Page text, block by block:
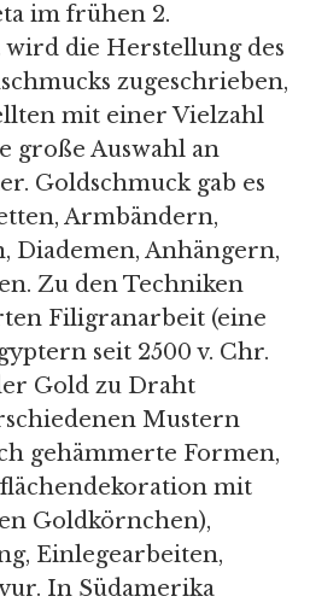
im frühen 2.
wird die Herstellung des
zugeschrieben,
mit einer Vielzahl
große Auswahl an
Goldschmuck gab es
Armbändern,
Diademen, Anhängern,
Zu den Techniken
Filigranarbeit (eine
seit 2500 v. Chr.
Gold zu Draht
Mustern
gehämmerte Formen,
mit
Goldkörnchen),
Einlegearbeiten,
In Südamerika